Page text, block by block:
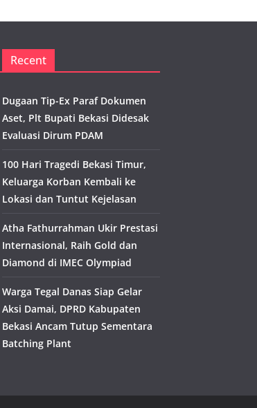
Recent
Dugaan Tip-Ex Paraf Dokumen
Aset, Plt Bupati Bekasi Didesak
Evaluasi Dirum PDAM
100 Hari Tragedi Bekasi Timur,
Keluarga Korban Kembali ke
Lokasi dan Tuntut Kejelasan
Atha Fathurrahman Ukir Prestasi
Internasional, Raih Gold dan
Diamond di IMEC Olympiad
Warga Tegal Danas Siap Gelar
Aksi Damai, DPRD Kabupaten
Bekasi Ancam Tutup Sementara
Batching Plant